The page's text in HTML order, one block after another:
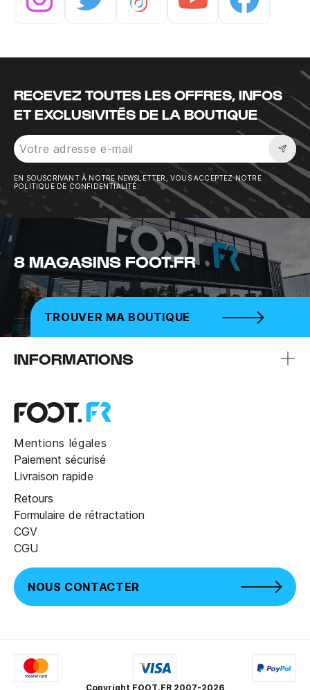
RECEVEZ TOUTES LES OFFRES, INFOS
ET EXCLUSIVITÉS DE LA BOUTIQUE
EN SOUSCRIVANT À NOTRE NEWSLETTER, VOUS ACCEPTEZ NOTRE
POLITIQUE DE CONFIDENTIALITÉ.
8 MAGASINS FOOT.FR
TROUVER MA BOUTIQUE
INFORMATIONS
Mentions légales
Paiement sécurisé
Livraison rapide
Retours
Formulaire de rétractation
CGV
CGU
NOUS CONTACTER
Copyright FOOT.FR 2007-2026